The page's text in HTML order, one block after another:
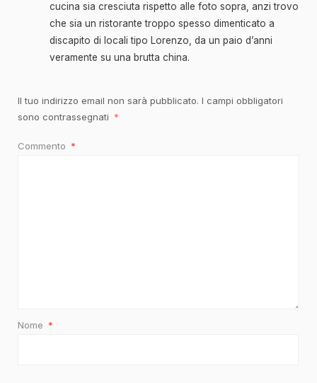
cucina sia cresciuta rispetto alle foto sopra, anzi trovo
che sia un ristorante troppo spesso dimenticato a
discapito di locali tipo Lorenzo, da un paio d’anni
veramente su una brutta china.
Il tuo indirizzo email non sarà pubblicato. I campi obbligatori
sono contrassegnati *
Commento *
Nome *